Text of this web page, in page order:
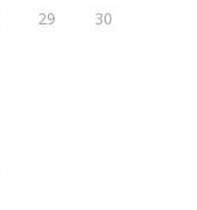
29
30